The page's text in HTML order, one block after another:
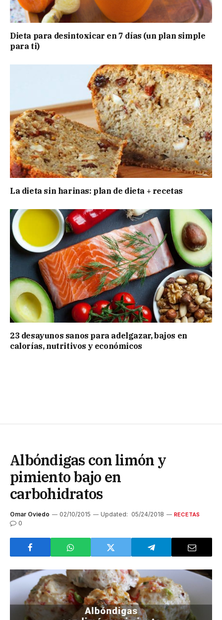
Dieta para desintoxicar en 7 días (un plan simple
para ti)
La dieta sin harinas: plan de dieta + recetas
23 desayunos sanos para adelgazar, bajos en
calorías, nutritivos y económicos
Albóndigas con limón y
pimiento bajo en
carbohidratos
Omar Oviedo 02/10/2015 Updated: 05/24/2018 RECETAS
0